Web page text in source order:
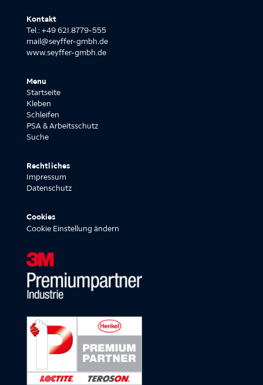
Kontakt
Tel.: +49 621.8779-555
mail@seyffer-gmbh.de
www.seyffer-gmbh.de
Menu
Startseite
Kleben
Schleifen
PSA & Arbeitsschutz
Suche
Rechtliches
Impressum
Datenschutz
Cookies
Cookie Einstellung ändern